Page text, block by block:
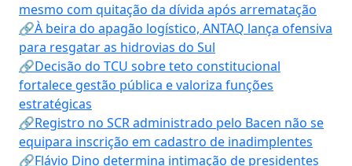
mesmo com quitação da dívida após arrematação
🔗À beira do apagão logístico, ANTAQ lança ofensiva
para resgatar as hidrovias do Sul
🔗Decisão do TCU sobre teto constitucional
fortalece gestão pública e valoriza funções
estratégicas
🔗Registro no SCR administrado pelo Bacen não se
equipara inscrição em cadastro de inadimplentes
🔗Flávio Dino determina intimação de presidentes